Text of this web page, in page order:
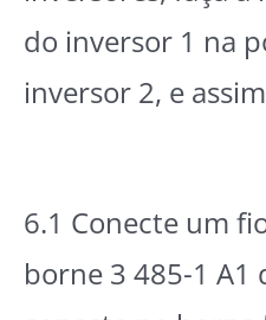
do inversor 1 na
inversor 2, e
6.1 Conecte um
borne 3 485-1 A1